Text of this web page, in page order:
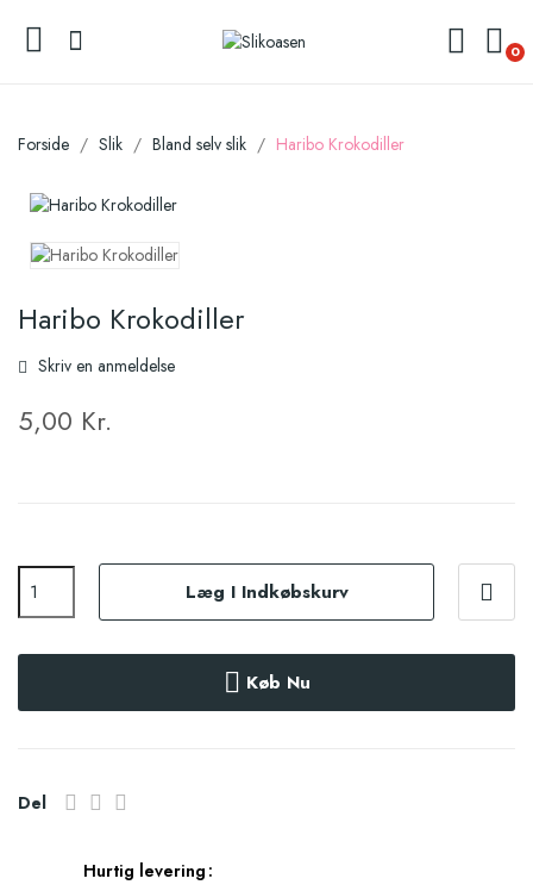
0
Forside Slik Bland selv slik Haribo Krokodiller
Haribo Krokodiller
Skriv en anmeldelse
5,00 Kr.
Læg I Indkøbskurv
Køb Nu
Del
Hurtig levering